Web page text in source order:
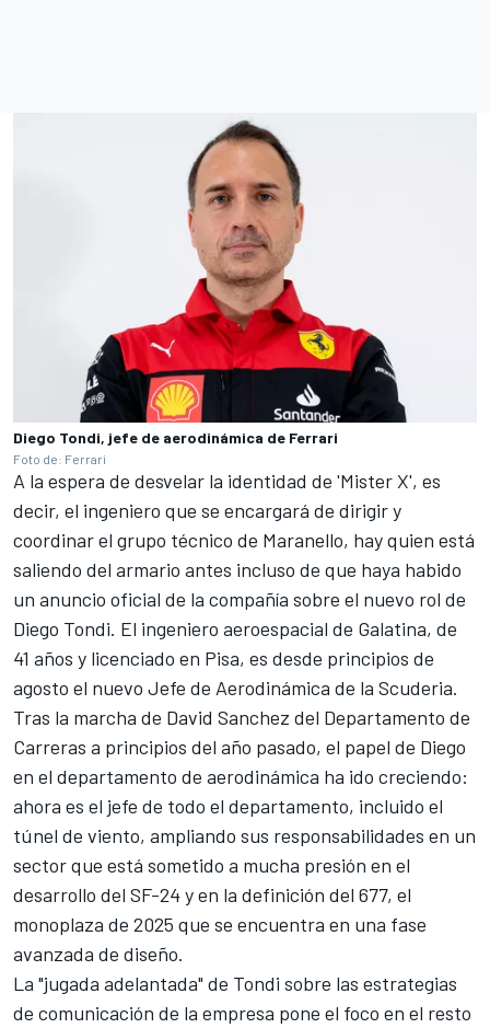
Diego Tondi, jefe de aerodinámica de Ferrari
Foto de: Ferrari
A la espera de desvelar la identidad de 'Mister X', es
decir, el ingeniero que se encargará de dirigir y
coordinar el grupo técnico de Maranello, hay quien está
saliendo del armario antes incluso de que haya habido
un anuncio oficial de la compañía sobre el nuevo rol de
Diego Tondi. El ingeniero aeroespacial de Galatina, de
41 años y licenciado en Pisa, es desde principios de
agosto el nuevo Jefe de Aerodinámica de la Scuderia.
Tras la marcha de David Sanchez del Departamento de
Carreras a principios del año pasado, el papel de Diego
en el departamento de aerodinámica ha ido creciendo:
ahora es el jefe de todo el departamento, incluido el
túnel de viento, ampliando sus responsabilidades en un
sector que está sometido a mucha presión en el
desarrollo del SF-24 y en la definición del 677, el
monoplaza de 2025 que se encuentra en una fase
avanzada de diseño.
La "jugada adelantada" de Tondi sobre las estrategias
de comunicación de la empresa pone el foco en el resto